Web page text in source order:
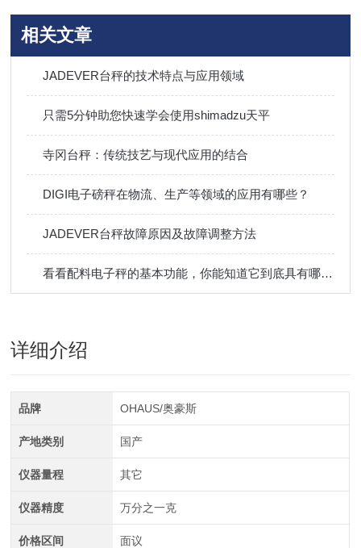
相关文章
JADEVER台秤的技术特点与应用领域
只需5分钟助您快速学会使用shimadzu天平
寺冈台秤：传统技艺与现代应用的结合
DIGI电子磅秤在物流、生产等领域的应用有哪些？
JADEVER台秤故障原因及故障调整方法
看看配料电子秤的基本功能，你能知道它到底具有哪些优势吗？
详细介绍
品牌 OHAUS/奥豪斯
产地类别 国产
仪器量程 其它
仪器精度 万分之一克
价格区间 面议